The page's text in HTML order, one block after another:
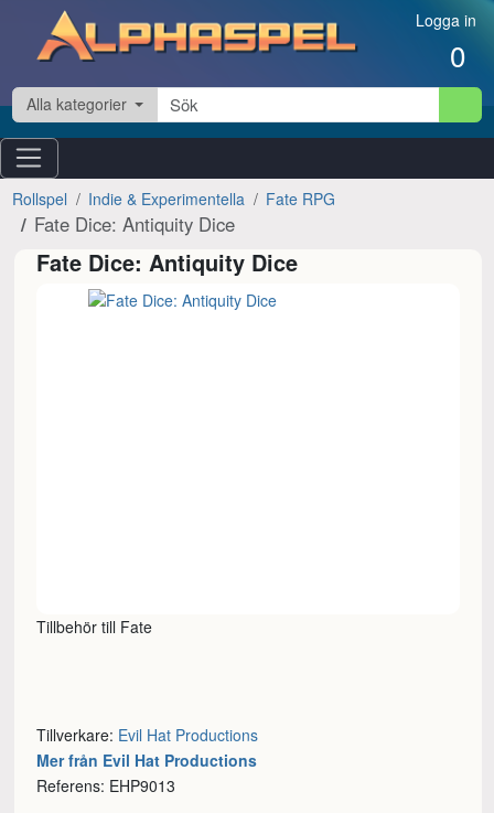
Hoppa till innehåll Logga in
0
Alla kategorier
Rollspel Indie & Experimentella Fate RPG
Fate Dice: Antiquity Dice
Fate Dice: Antiquity Dice
Tillbehör till Fate
Tillverkare: Evil Hat Productions
Mer från Evil Hat Productions
Referens: EHP9013